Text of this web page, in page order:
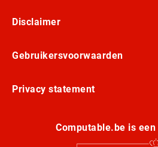
Disclaimer
Gebruikersvoorwaarden
Privacy statement
Computable.be is